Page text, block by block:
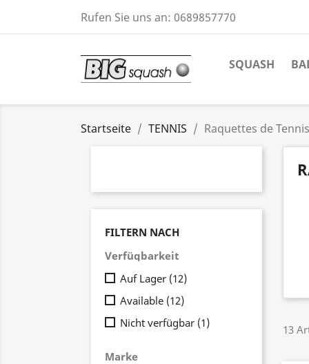
Rufen Sie uns an: 0689857770
SQUASH
Startseite TENNIS Raquettes de Tennis
FILTERN NACH
Verfügbarkeit
Auf Lager (12)
Available (12)
Nicht verfügbar (1)
Marke
13